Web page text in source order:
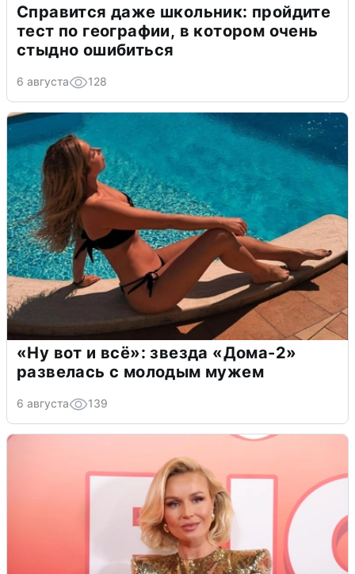
Справится даже школьник: пройдите
тест по географии, в котором очень
стыдно ошибиться
6 августа 128
«Ну вот и всё»: звезда «Дома-2»
развелась с молодым мужем
6 августа 139